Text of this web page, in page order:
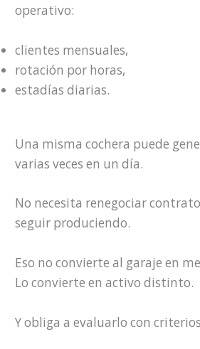
operativo:
clientes mensuales,
rotación por horas,
estadías diarias.
Una misma cochera puede
varias veces en un día.
No necesita renegociar
seguir produciendo.
Eso no convierte al garaje en
Lo convierte en activo distinto.
Y obliga a evaluarlo con